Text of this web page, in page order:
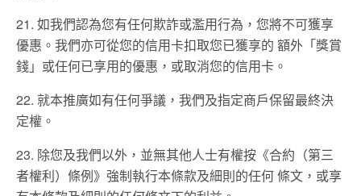
21. 如我們認為您有任何欺詐或濫⽤⾏為，您將不可獲享
優惠。我們亦可從您的信⽤卡扣取您已獲享的 額外「獎賞
錢」或任何已享⽤的優惠，或取消您的信⽤卡。
22. 就本推廣如有任何爭議，我們及指定商⼾保留最終決
定權。
23. 除您及我們以外，並無其他⼈⼠有權按《合約（第三
者權利）條例》強制執⾏本條款及細則的任何 條文，或享